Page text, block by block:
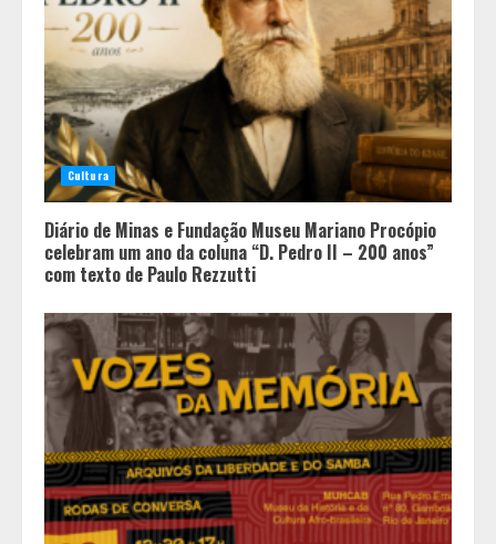
Cultura
Diário de Minas e Fundação Museu Mariano Procópio
celebram um ano da coluna “D. Pedro II – 200 anos”
com texto de Paulo Rezzutti
2
Minas+Doce- Feira e Festival da
Doçaria e Confeitaria Mineira